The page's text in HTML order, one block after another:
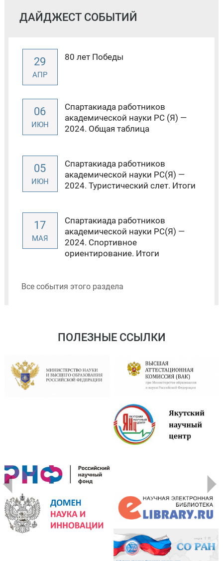
ДАЙДЖЕСТ СОБЫТИЙ
29
АПР
80 лет Победы
06
ИЮН
Спартакиада работников
академической науки РС (Я) —
2024. Общая таблица
05
ИЮН
Спартакиада работников
академической науки РС(Я) —
2024. Туристический слет. Итоги
17
МАЯ
Спартакиада работников
академической науки РС(Я) —
2024. Спортивное
ориентирование. Итоги
Все события этого раздела
ПОЛЕЗНЫЕ ССЫЛКИ